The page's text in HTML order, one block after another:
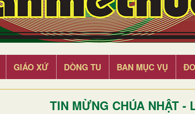
GIÁO XỨ DÒNG TU BAN MỤC VỤ
TIN MỪNG CHÚA NHẬT -